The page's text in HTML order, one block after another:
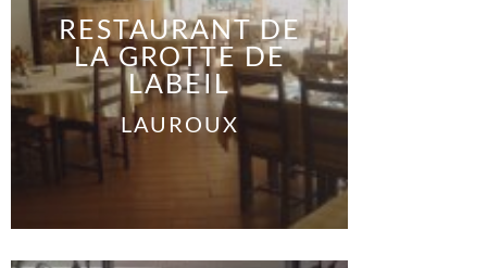
RESTAURANT DE
LA GROTTE DE
LABEIL
LAUROUX